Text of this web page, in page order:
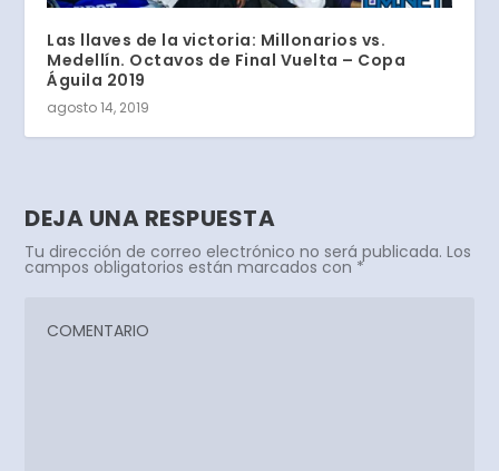
Las llaves de la victoria: Millonarios vs.
Medellín. Octavos de Final Vuelta – Copa
Águila 2019
agosto 14, 2019
DEJA UNA RESPUESTA
Tu dirección de correo electrónico no será publicada. Los
campos obligatorios están marcados con *